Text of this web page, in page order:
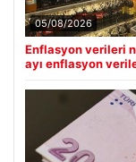
05/08/2026
Enflasyon verileri
ayı enflasyon